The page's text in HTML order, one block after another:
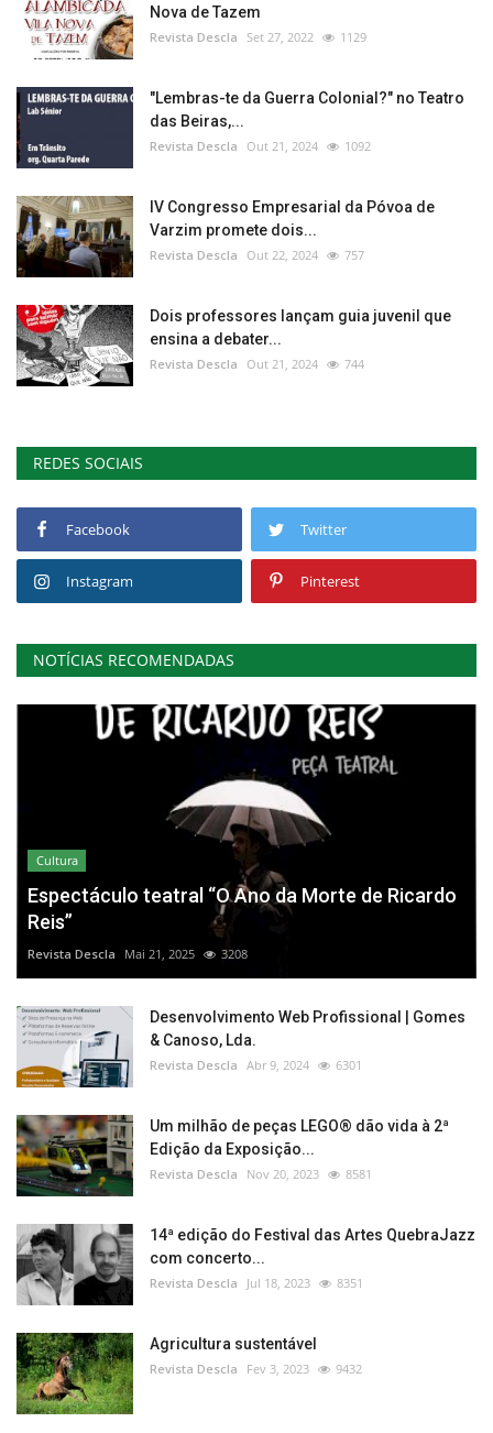
Nova de Tazem
Revista Descla Set 27, 2022 1129
"Lembras-te da Guerra Colonial?" no Teatro
das Beiras,...
Revista Descla Out 21, 2024 1092
IV Congresso Empresarial da Póvoa de
Varzim promete dois...
Revista Descla Out 22, 2024 757
Dois professores lançam guia juvenil que
ensina a debater...
Revista Descla Out 21, 2024 744
REDES SOCIAIS
Facebook Twitter
Instagram Pinterest
NOTÍCIAS RECOMENDADAS
Cultura
Espectáculo teatral “O Ano da Morte de Ricardo
Reis”
Revista Descla Mai 21, 2025 3208
Desenvolvimento Web Profissional | Gomes
& Canoso, Lda.
Revista Descla Abr 9, 2024 6301
Um milhão de peças LEGO® dão vida à 2ª
Edição da Exposição...
Revista Descla Nov 20, 2023 8581
14ª edição do Festival das Artes QuebraJazz
com concerto...
Revista Descla Jul 18, 2023 8351
Agricultura sustentável
Revista Descla Fev 3, 2023 9432